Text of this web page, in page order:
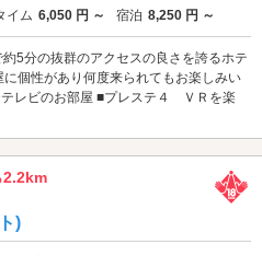
イム 6,050 円 ～ 宿泊 8,250 円 ～
5分の抜群のアクセスの良さを誇るホテ
個性があり何度来られてもお楽しみい
レビのお部屋 ■プレステ４ ＶＲを楽
2.2km
)